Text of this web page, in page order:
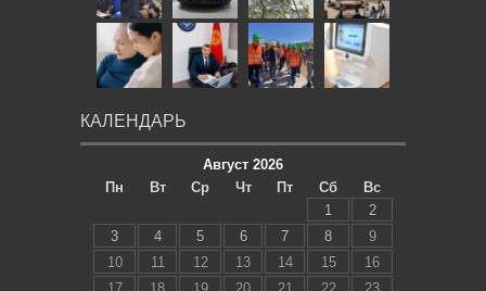
КАЛЕНДАРЬ
Август 2026
Пн
Вт Ср Чт Пт Сб
Вс
1
2
3
4 5 6 7 8
9
10
11 12 13 14 15
16